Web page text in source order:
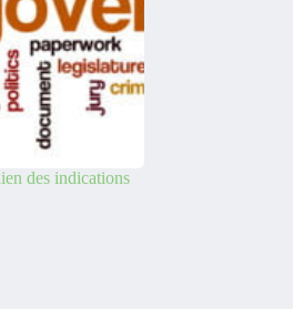
des indications